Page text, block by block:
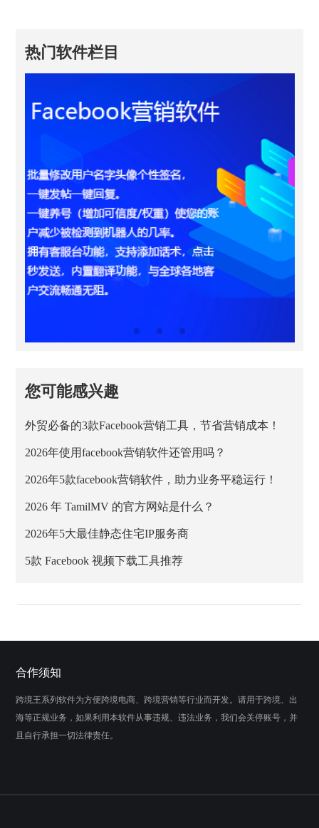
热门软件栏目
您可能感兴趣
外贸必备的3款Facebook营销工具，节省营销成本！
2026年使用facebook营销软件还管用吗？
2026年5款facebook营销软件，助力业务平稳运行！
2026 年 TamilMV 的官方网站是什么？
2026年5大最佳静态住宅IP服务商
5款 Facebook 视频下载工具推荐
合作须知
跨境王系列软件为方便跨境电商、跨境营销等行业而开发。请用于跨境、出
海等正规业务，如果利用本软件从事违规、违法业务，我们会关停账号，并
且自行承担一切法律责任。